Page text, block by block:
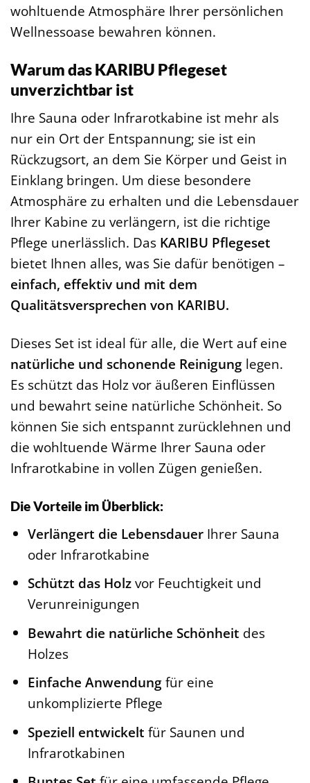
wohltuende Atmosphäre Ihrer persönlichen
Wellnessoase bewahren können.
Warum das KARIBU Pflegeset
unverzichtbar ist
Ihre Sauna oder Infrarotkabine ist mehr als
nur ein Ort der Entspannung; sie ist ein
Rückzugsort, an dem Sie Körper und Geist in
Einklang bringen. Um diese besondere
Atmosphäre zu erhalten und die Lebensdauer
Ihrer Kabine zu verlängern, ist die richtige
Pflege unerlässlich. Das KARIBU Pflegeset
bietet Ihnen alles, was Sie dafür benötigen –
einfach, effektiv und mit dem
Qualitätsversprechen von KARIBU.
Dieses Set ist ideal für alle, die Wert auf eine
natürliche und schonende Reinigung legen.
Es schützt das Holz vor äußeren Einflüssen
und bewahrt seine natürliche Schönheit. So
können Sie sich entspannt zurücklehnen und
die wohltuende Wärme Ihrer Sauna oder
Infrarotkabine in vollen Zügen genießen.
Die Vorteile im Überblick:
Verlängert die LebensdauerIhrer Sauna
oder Infrarotkabine
Schützt das Holzvor Feuchtigkeit und
Verunreinigungen
Bewahrt die natürliche Schönheit des
Holzes
Einfache Anwendungfür eine
unkomplizierte Pflege
Speziell entwickelt für Saunen und
Infrarotkabinen